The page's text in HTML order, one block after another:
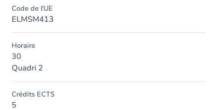
Code de l'UE
ELMSM413
Horaire
30
Quadri 2
Crédits ECTS
5